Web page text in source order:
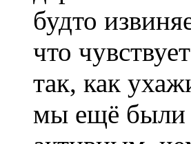
будто
что
так, как
мы ещё были